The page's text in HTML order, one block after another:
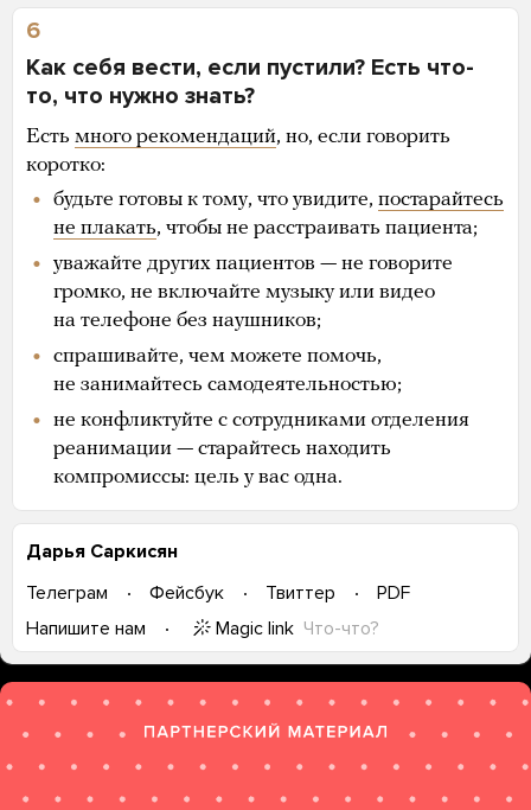
6
Как себя вести, если пустили? Есть что-
то, что нужно знать?
Есть много рекомендаций, но, если говорить
коротко:
будьте готовы к тому, что увидите, постарайтесь
не плакать, чтобы не расстраивать пациента;
уважайте других пациентов — не говорите
громко, не включайте музыку или видео
на телефоне без наушников;
спрашивайте, чем можете помочь,
не занимайтесь самодеятельностью;
не конфликтуйте с сотрудниками отделения
реанимации — старайтесь находить
компромиссы: цель у вас одна.
Дарья Саркисян
Телеграм
Фейсбук Твиттер
PDF
Напишите нам
Magic link Что-что?